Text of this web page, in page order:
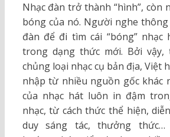
Nhạc đàn trở thành “hình”, còn
bóng của nó. Người nghe thông
đàn để đi tìm cái “bóng” nhạc
trong dạng thức mới. Bởi
chủng loại nhạc cụ bản địa, Việt
nhập từ nhiều nguồn gốc khác
của nhạc hát luôn in đậm
nhạc, từ cách thức thể hiện,
duy sáng tác, thưởng thức…